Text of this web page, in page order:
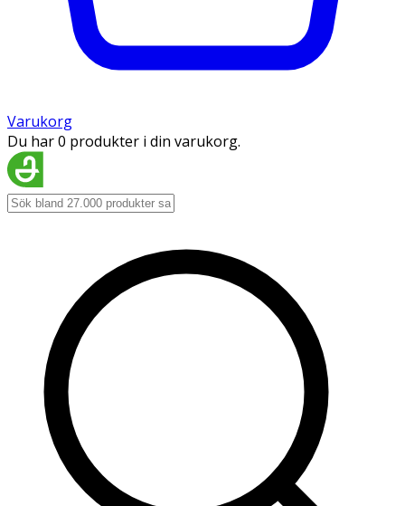
Varukorg
Du har 0 produkter i din varukorg.